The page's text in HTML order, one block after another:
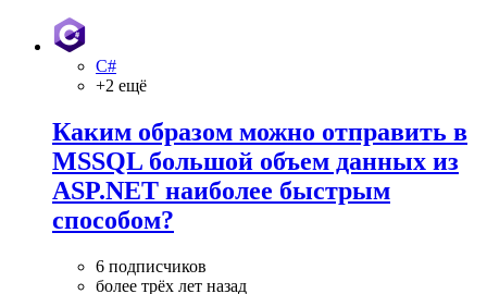
C#
+2 ещё
Каким образом можно отправить в
MSSQL большой объем данных из
ASP.NET наиболее быстрым
способом?
6 подписчиков
более трёх лет назад